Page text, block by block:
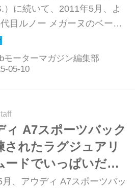
）に続いて、2011年5月、よ
目ルノー メガーヌのベーシ
アハッチバックモデルの販
で開始された。3代目メガー
デビューは2008年秋のことだ
でも、スポーティな仕様とな
イン」の試乗の模様を振り返
う。（以下の試乗記は、
2011年9月号より）
モーターマガジン編集部
ィ A7スポーツバック
されたラグジュアリ
ードでいっぱいだっ
年ひと昔の新車】
月、アウディ A7スポーツバッ